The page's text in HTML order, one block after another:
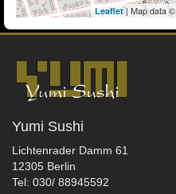
Leaflet| Map data ©
Yumi Sushi
Lichtenrader Damm 61
12305 Berlin
Tel: 030/ 88945592